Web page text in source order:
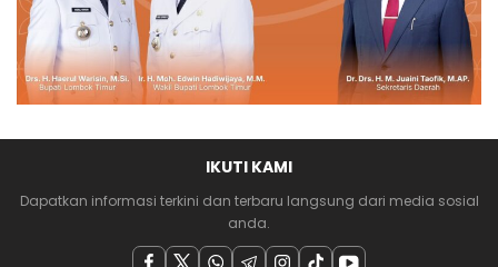
IKUTI KAMI
Dapatkan informasi terkini dan terbaru langsung dari media sosial
anda.